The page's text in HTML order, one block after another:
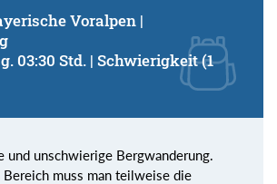
Voralpen |
03:30 Std. | Schwierigkeit (1
und unschwierige Bergwanderung.
muss man teilweise die